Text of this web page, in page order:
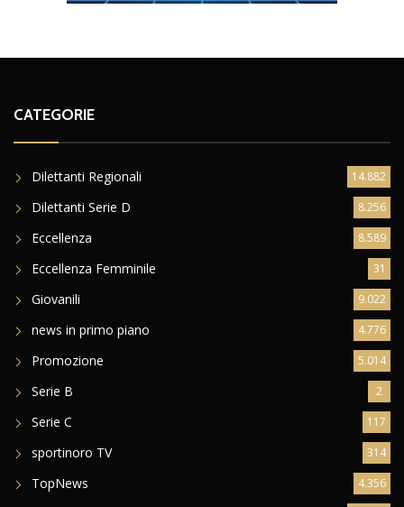
CATEGORIE
Dilettanti Regionali 14.882
Dilettanti Serie D 8.256
Eccellenza 8.589
Eccellenza Femminile 31
Giovanili 9.022
news in primo piano 4.776
Promozione 5.014
Serie B 2
Serie C 117
sportinoro TV 314
TopNews 4.356